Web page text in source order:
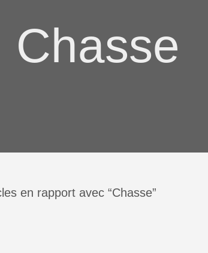
Chasse
en rapport avec “Chasse”